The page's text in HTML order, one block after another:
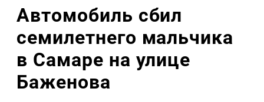
Автомобиль сбил
семилетнего мальчика
в Самаре на улице
Баженова